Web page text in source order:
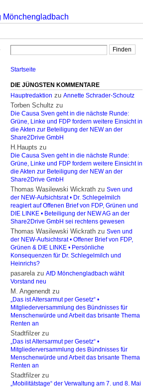
Startseite
DIE JÜNGSTEN KOMMENTARE
Hauptredaktion zu Annette Schrader-Schoutz
Torben Schultz zu
Die Causa Sven geht in die nächste Runde:
Grüne, Linke und FDP fordern weitere Einsicht in
die Akten zur Beteiligung der NEW an der
Share2Drive GmbH
H.Haupts zu
Die Causa Sven geht in die nächste Runde:
Grüne, Linke und FDP fordern weitere Einsicht in
die Akten zur Beteiligung der NEW an der
Share2Drive GmbH
Thomas Wasilewski Wickrath zu Sven und
der NEW-Aufsichtsrat • Dr. Schlegelmilch
reagiert auf Offenen Brief von FDP, Grünen und
DIE LINKE • Beteiligung der NEW AG an der
Share2Drive GmbH sei rechtens gewesen
Thomas Wasilewski Wickrath zu Sven und
der NEW-Aufsichtsrat • Offener Brief von FDP,
Grünen & DIE LINKE • Persönliche
Konsequenzen für Dr. Schlegelmilch und
Heinrichs?
pasarelazu AfD Mönchengladbach wählt
Vorstand neu
M. Angenendt zu
„Das ist Altersarmut per Gesetz“ •
Mitgliederversammlung des Bündnisses für
Menschenwürde und Arbeit das brisante Thema
Renten an
Stadtfilzer zu
„Das ist Altersarmut per Gesetz“ •
Mitgliederversammlung des Bündnisses für
Menschenwürde und Arbeit das brisante Thema
Renten an
Stadtfilzer zu
„Mobilitätstage“ der Verwaltung am 7. und 8. Mai